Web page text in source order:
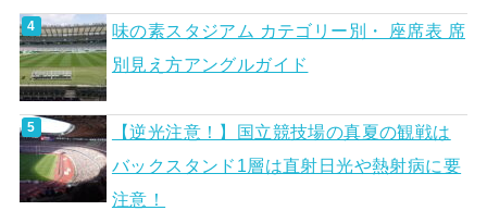
味の素スタジアム カテゴリー別・ 座席表 席
別見え方アングルガイド
【逆光注意！】国立競技場の真夏の観戦は
バックスタンド1層は直射日光や熱射病に要
注意！